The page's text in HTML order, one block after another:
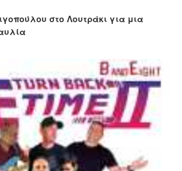
στο Λουτράκι για μια